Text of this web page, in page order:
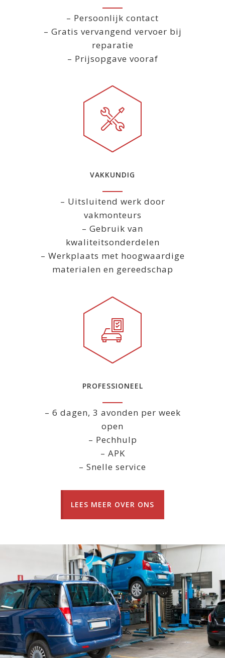
– Persoonlijk contact
– Gratis vervangend vervoer bij
reparatie
– Prijsopgave vooraf
VAKKUNDIG
– Uitsluitend werk door
vakmonteurs
– Gebruik van
kwaliteitsonderdelen
– Werkplaats met hoogwaardige
materialen en gereedschap
PROFESSIONEEL
– 6 dagen, 3 avonden per week
open
– Pechhulp
– APK
– Snelle service
LEES MEER OVER ONS